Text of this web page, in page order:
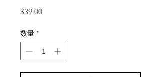
$39.00価格
数量 *